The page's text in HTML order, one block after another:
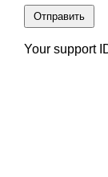
Отправить
Your support